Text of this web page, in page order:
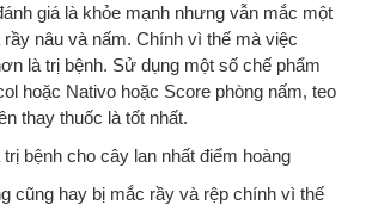
giá là khỏe mạnh nhưng vẫn mắc một
nâu và nấm. Chính vì thế mà việc
là trị bệnh. Sử dụng một số chế phẩm
hoặc Nativo hoặc Score phòng nấm, teo
thay thuốc là tốt nhất.
cũng hay bị mắc rầy và rệp chính vì thế